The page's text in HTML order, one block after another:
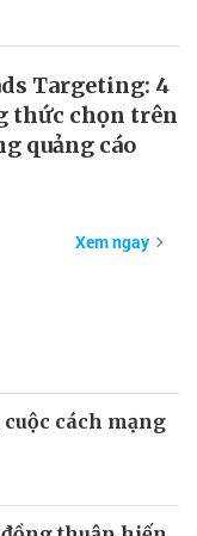
Targeting: 4
thức chọn trên
quảng cáo
Xem ngay
cách mạng